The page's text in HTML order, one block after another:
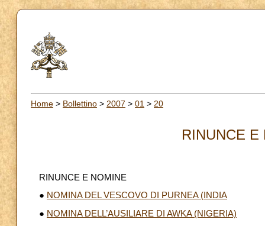
Home > Bollettino > 2007 > 01 > 20
RINUNCE E
RINUNCE E NOMINE
● NOMINA DEL VESCOVO DI PURNEA (INDIA
● NOMINA DELL’AUSILIARE DI AWKA (NIGERIA)